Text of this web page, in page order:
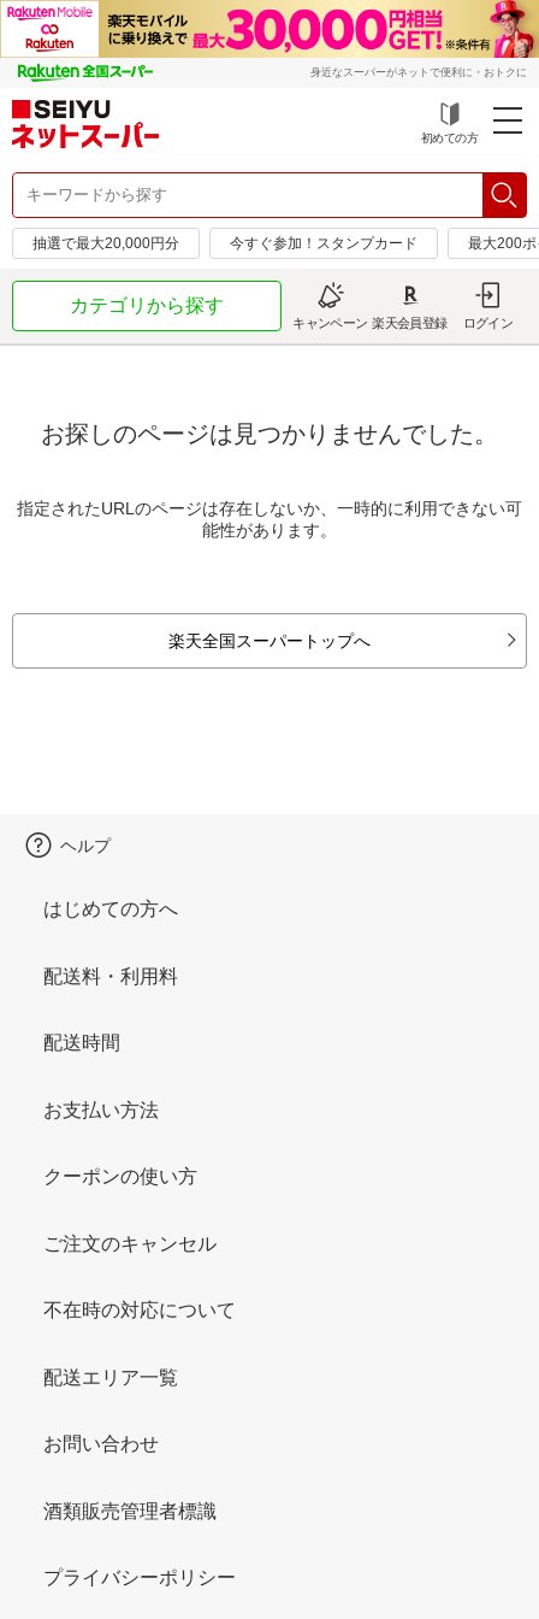
身近なスーパーがネットで便利に・おトクに
初めての方
抽選で最大20,000円分 今すぐ参加！スタンプカード 最大200
カテゴリから探す
キャンペーン 楽天会員登録 ログイン
お探しのページは見つかりませんでした。
指定されたURLのページは存在しないか、一時的に利用できない可
能性があります。
楽天全国スーパートップへ
ヘルプ
はじめての方へ
配送料・利用料
配送時間
お支払い方法
クーポンの使い方
ご注文のキャンセル
不在時の対応について
配送エリア一覧
お問い合わせ
酒類販売管理者標識
プライバシーポリシー